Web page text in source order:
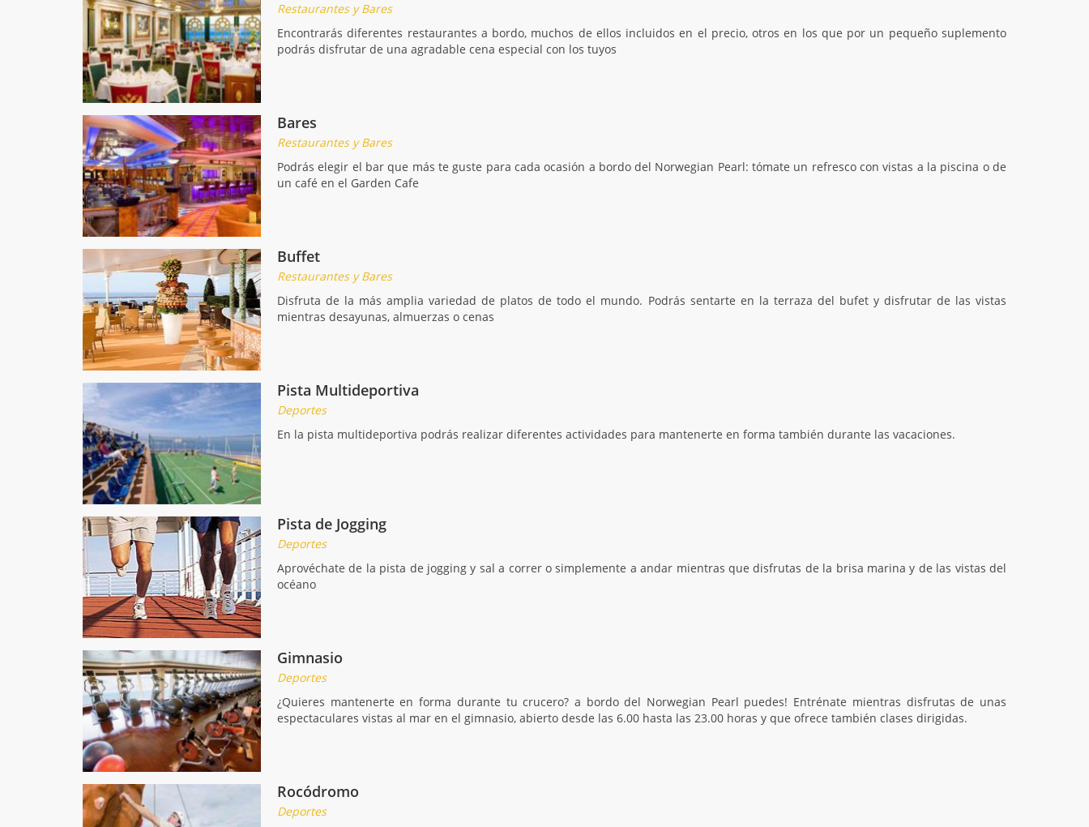
Restaurantes y Bares
Encontrarás diferentes restaurantes a bordo, muchos de ellos incluidos en el precio, otros en los que por un pequeño suplemento
podrás disfrutar de una agradable cena especial con los tuyos
Bares
Restaurantes y Bares
Podrás elegir el bar que más te guste para cada ocasión a bordo del Norwegian Pearl: tómate un refresco con vistas a la piscina o de
un café en el Garden Cafe
Buffet
Restaurantes y Bares
Disfruta de la más amplia variedad de platos de todo el mundo. Podrás sentarte en la terraza del bufet y disfrutar de las vistas
mientras desayunas, almuerzas o cenas
Pista Multideportiva
Deportes
En la pista multideportiva podrás realizar diferentes actividades para mantenerte en forma también durante las vacaciones.
Pista de Jogging
Deportes
Aprovéchate de la pista de jogging y sal a correr o simplemente a andar mientras que disfrutas de la brisa marina y de las vistas del
océano
Gimnasio
Deportes
¿Quieres mantenerte en forma durante tu crucero? a bordo del Norwegian Pearl puedes! Entrénate mientras disfrutas de unas
espectaculares vistas al mar en el gimnasio, abierto desde las 6.00 hasta las 23.00 horas y que ofrece también clases dirigidas.
Rocódromo
Deportes